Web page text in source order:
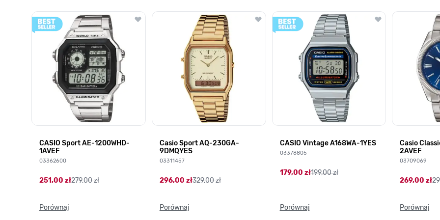
Poruszanie się po elementach karuzeli jest możliwe za pomocą klawisza tabulacji. Możesz pominąć karuzelę lub przejść
Naciśnij, aby pominąć karuzelę
Naciśnij, aby przejść do nawigacji karuzeli
CASIO Sport AE-1200WHD-
1AVEF
03362600
251,00 zł279,00 zł
Porównaj
Casio Sport AQ-230GA-
9DMQYES
03311457
296,00 zł329,00 zł
Porównaj
CASIO Vintage A168WA-1YES
03378805
179,00 zł199,00 zł
Porównaj
Casio
2AVEF
03709069
269,00 zł
Porównaj